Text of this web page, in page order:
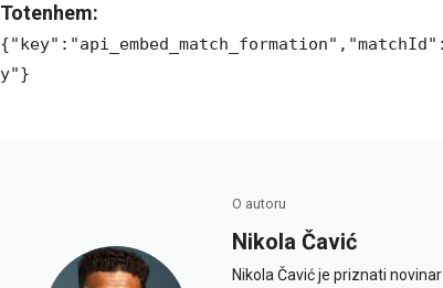
Totenhem:
y"}
O autoru
Nikola Čavić
Nikola Čavić je priznati